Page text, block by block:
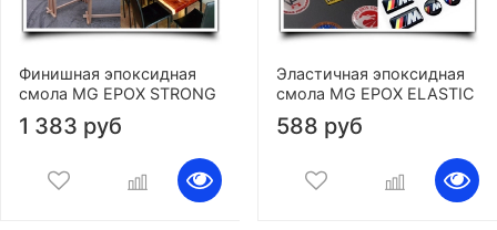
Финишная эпоксидная
смола MG EPOX STRONG
1 383 руб
Эластичная эпоксидная
смола MG EPOX ELASTIC
588 руб